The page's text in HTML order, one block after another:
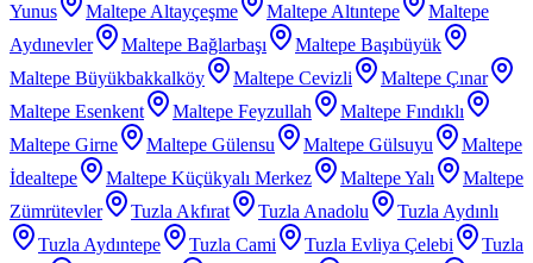
Yunus
Maltepe Altayçeşme Maltepe Altıntepe
Maltepe
Aydınevler
Maltepe Bağlarbaşı
Maltepe Başıbüyük
Maltepe Büyükbakkalköy
Maltepe Cevizli
Maltepe Çınar
Maltepe Esenkent
Maltepe Feyzullah
Maltepe Fındıklı
Maltepe Girne
Maltepe Gülensu Maltepe Gülsuyu
Maltepe
İdealtepe
Maltepe Küçükyalı Merkez Maltepe Yalı
Maltepe
Zümrütevler
Tuzla Akfırat Tuzla Anadolu
Tuzla Aydınlı
Tuzla Aydıntepe
Tuzla Cami Tuzla Evliya Çelebi
Tuzla